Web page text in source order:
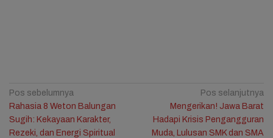
Navigasi
pos
Pos sebelumnya
Rahasia 8 Weton Balungan
Sugih: Kekayaan Karakter,
Rezeki, dan Energi Spiritual
Pos selanjutnya
Mengerikan! Jawa Barat
Hadapi Krisis Pengangguran
Muda, Lulusan SMK dan SMA